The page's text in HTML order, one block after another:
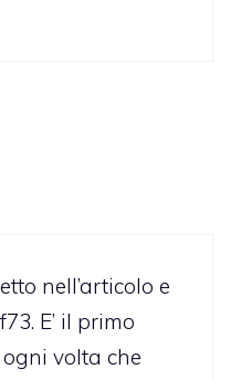
nell’articolo e
E’ il primo
volta che